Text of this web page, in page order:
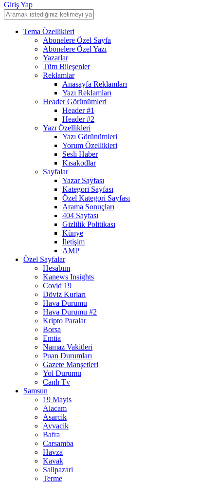
Giriş Yap
Tema Özellikleri
Abonelere Özel Sayfa
Abonelere Özel Yazı
Yazarlar
Tüm Bileşenler
Reklamlar
Anasayfa Reklamları
Yazı Reklamları
Header Görünümleri
Header #1
Header #2
Yazı Özellikleri
Yazı Görünümleri
Yorum Özellikleri
Sesli Haber
Kısakodlar
Sayfalar
Yazar Sayfası
Kategori Sayfası
Özel Kategori Sayfası
Arama Sonuçları
404 Sayfası
Gizlilik Politikası
Künye
İletişim
AMP
Özel Sayfalar
Hesabım
Kanews Insights
Covid 19
Döviz Kurları
Hava Durumu
Hava Durumu #2
Kripto Paralar
Borsa
Emtia
Namaz Vakitleri
Puan Durumları
Gazete Manşetleri
Yol Durumu
Canlı Tv
Samsun
19 Mayis
Alacam
Asarcik
Ayvacik
Bafra
Carsamba
Havza
Kavak
Salipazari
Terme